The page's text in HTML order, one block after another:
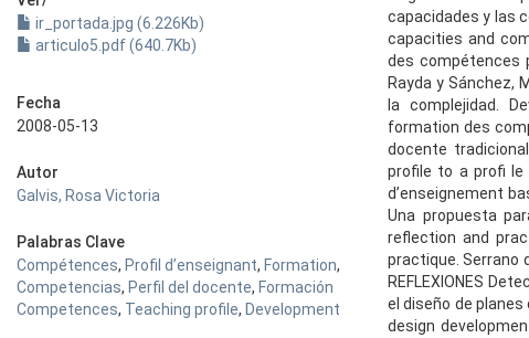
ir_portada.jpg (6.226Kb)
articulo5.pdf (640.7Kb)
Fecha
2008-05-13
Autor
Galvis, Rosa Victoria
Palabras Clave
Compétences, Profil d’enseignant, Formation,
Competencias, Perfil del docente, Formación
Competences, Teaching profile, Development
capacidades y las
capacities and
des compétences
Rayda y Sánchez,
la complejidad.
formation des
docente
profile to a profi le
d’enseignement
Una propuesta
reflection and
practique. Serrano
REFLEXIONES
el diseño de
design